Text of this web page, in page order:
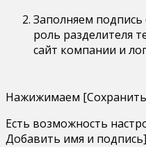
Заполняем
роль разделителя
сайт компании и
Нажижимаем
Есть возможность
Добавить имя и